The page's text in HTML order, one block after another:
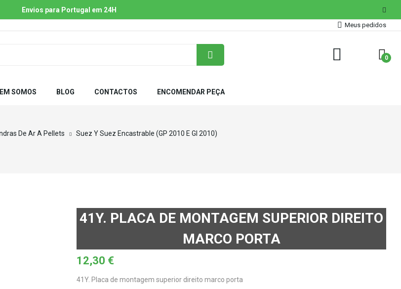
Envios para Portugal em 24H
Meus pedidos
0
SOMOS BLOG CONTACTOS ENCOMENDAR PEÇA
De Ar A Pellets
Suez Y Suez Encastrable (GP 2010 E GI 2010)
41Y. PLACA DE MONTAGEM SUPERIOR DIREITO
MARCO PORTA
12,30 €
41Y. Placa de montagem superior direito marco porta